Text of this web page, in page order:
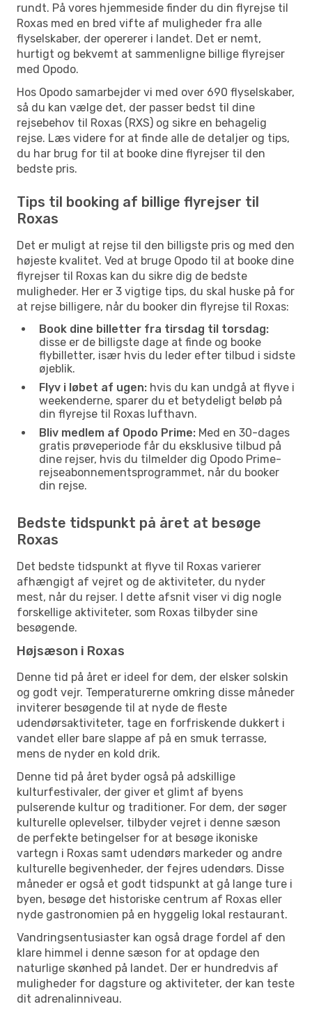
rundt. På vores hjemmeside finder du din flyrejse til
Roxas med en bred vifte af muligheder fra alle
flyselskaber, der opererer i landet. Det er nemt,
hurtigt og bekvemt at sammenligne billige flyrejser
med Opodo.
Hos Opodo samarbejder vi med over 690 flyselskaber,
så du kan vælge det, der passer bedst til dine
rejsebehov til Roxas (RXS) og sikre en behagelig
rejse. Læs videre for at finde alle de detaljer og tips,
du har brug for til at booke dine flyrejser til den
bedste pris.
Tips til booking af billige flyrejser til
Roxas
Det er muligt at rejse til den billigste pris og med den
højeste kvalitet. Ved at bruge Opodo til at booke dine
flyrejser til Roxas kan du sikre dig de bedste
muligheder. Her er 3 vigtige tips, du skal huske på for
at rejse billigere, når du booker din flyrejse til Roxas:
Book dine billetter fra tirsdag til torsdag:
disse er de billigste dage at finde og booke
flybilletter, især hvis du leder efter tilbud i sidste
øjeblik.
Flyv i løbet af ugen: hvis du kan undgå at flyve i
weekenderne, sparer du et betydeligt beløb på
din flyrejse til Roxas lufthavn.
Bliv medlem af Opodo Prime: Med en 30-dages
gratis prøveperiode får du eksklusive tilbud på
dine rejser, hvis du tilmelder dig Opodo Prime-
rejseabonnementsprogrammet, når du booker
din rejse.
Bedste tidspunkt på året at besøge
Roxas
Det bedste tidspunkt at flyve til Roxas varierer
afhængigt af vejret og de aktiviteter, du nyder
mest, når du rejser. I dette afsnit viser vi dig nogle
forskellige aktiviteter, som Roxas tilbyder sine
besøgende.
Højsæson i Roxas
Denne tid på året er ideel for dem, der elsker solskin
og godt vejr. Temperaturerne omkring disse måneder
inviterer besøgende til at nyde de fleste
udendørsaktiviteter, tage en forfriskende dukkert i
vandet eller bare slappe af på en smuk terrasse,
mens de nyder en kold drik.
Denne tid på året byder også på adskillige
kulturfestivaler, der giver et glimt af byens
pulserende kultur og traditioner. For dem, der søger
kulturelle oplevelser, tilbyder vejret i denne sæson
de perfekte betingelser for at besøge ikoniske
vartegn i Roxas samt udendørs markeder og andre
kulturelle begivenheder, der fejres udendørs. Disse
måneder er også et godt tidspunkt at gå lange ture i
byen, besøge det historiske centrum af Roxas eller
nyde gastronomien på en hyggelig lokal restaurant.
Vandringsentusiaster kan også drage fordel af den
klare himmel i denne sæson for at opdage den
naturlige skønhed på landet. Der er hundredvis af
muligheder for dagsture og aktiviteter, der kan teste
dit adrenalinniveau.